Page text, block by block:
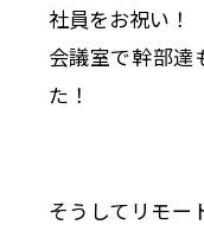
社員をお祝い！
会議室で幹部達
た！
そうしてリモー